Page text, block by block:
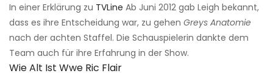
In einer Erklärung zu TVLine Ab Juni 2012 gab Leigh bekannt,
dass es ihre Entscheidung war, zu gehen Greys Anatomie
nach der achten Staffel. Die Schauspielerin dankte dem
Team auch für ihre Erfahrung in der Show.
Wie Alt Ist Wwe Ric Flair